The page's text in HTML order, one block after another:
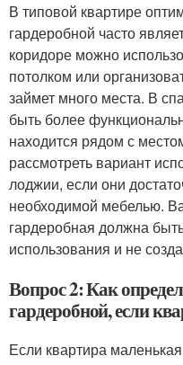
В типовой квартире
гардеробной часто
коридоре можно
потолком или
займет много места. В
быть более
находится рядом с
рассмотреть вариант
лоджии, если они
необходимой мебелью.
гардеробная должна
использования и не
Вопрос 2: Как
гардеробной, если
Если квартира